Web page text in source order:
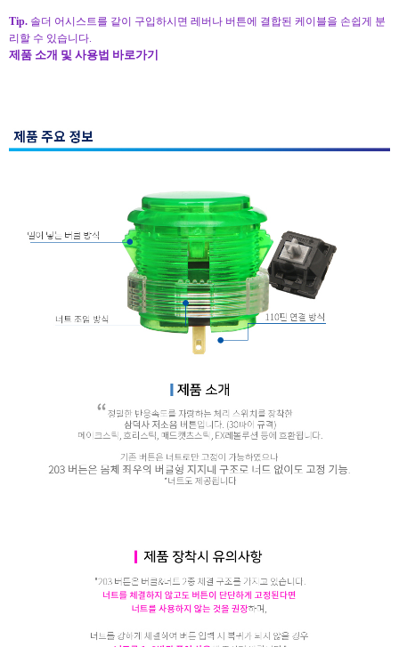
Tip. 솔더 어시스트를 같이 구입하시면 레버나 버튼에 결합된 케이블을 손쉽게 분
리할 수 있습니다.
제품 소개 및 사용법 바로가기